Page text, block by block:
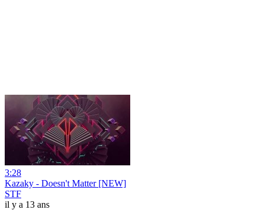
3:28
Kazaky - Doesn't Matter [NEW]
STF
il y a 13 ans